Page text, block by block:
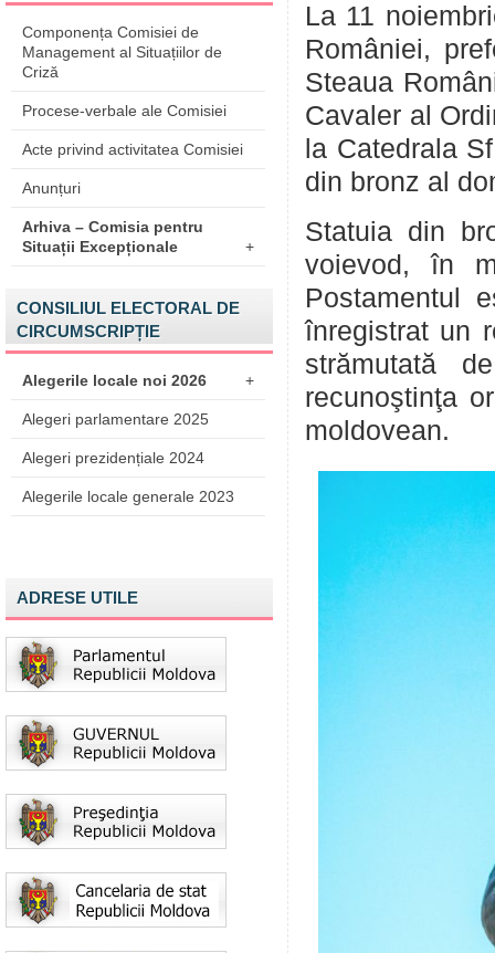
Componența Comisiei de
Management al Situațiilor de
Criză
Procese-verbale ale Comisiei
Acte privind activitatea Comisiei
Anunțuri
Arhiva – Comisia pentru
Situații Excepționale
+
CONSILIUL ELECTORAL DE
CIRCUMSCRIPȚIE
Alegerile locale noi 2026 +
Alegeri parlamentare 2025
Alegeri prezidențiale 2024
Alegerile locale generale 2023
ADRESE UTILE
La 11
României,
Steaua
Cavaler al
la Catedrala
din bronz al
Statuia din
voievod, în
Postamentul
înregistrat un
strămutată
recunoştinţa
moldovean.